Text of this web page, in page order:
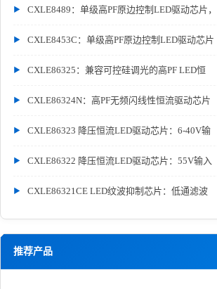
CXLE8489：单级高PF原边控制LED驱动芯片，
CXLE8453C：单级高PF原边控制LED驱动芯片
CXLE86325：兼容可控硅调光的高PF LED恒
CXLE86324N：高PF无频闪线性恒流驱动芯片
CXLE86323 降压恒流LED驱动芯片：6-40V输
CXLE86322 降压恒流LED驱动芯片：55V输入
CXLE86321CE LED纹波抑制芯片：低通滤波
推荐产品